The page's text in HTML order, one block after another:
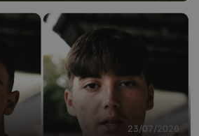
23/07/2026